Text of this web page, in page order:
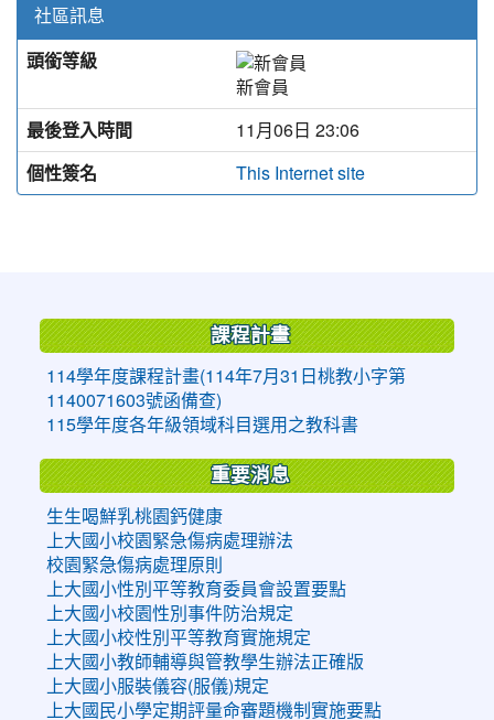
社區訊息
頭銜等級
新會員
最後登入時間
11月06日 23:06
個性簽名
This Internet site
課程計畫
114學年度課程計畫(114年7月31日桃教小字第
1140071603號函備查)
115學年度各年級領域科目選用之教科書
重要消息
生生喝鮮乳桃園鈣健康
上大國小校園緊急傷病處理辦法
校園緊急傷病處理原則
上大國小性別平等教育委員會設置要點
上大國小校園性別事件防治規定
上大國小校性別平等教育實施規定
上大國小教師輔導與管教學生辦法正確版
上大國小服裝儀容(服儀)規定
上大國民小學定期評量命審題機制實施要點